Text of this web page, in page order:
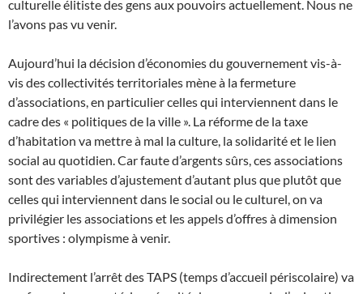
culturelle élitiste des gens aux pouvoirs actuellement. Nous ne
l’avons pas vu venir.
Aujourd’hui la décision d’économies du gouvernement vis-à-
vis des collectivités territoriales mène à la fermeture
d’associations, en particulier celles qui interviennent dans le
cadre des « politiques de la ville ». La réforme de la taxe
d’habitation va mettre à mal la culture, la solidarité et le lien
social au quotidien. Car faute d’argents sûrs, ces associations
sont des variables d’ajustement d’autant plus que plutôt que
celles qui interviennent dans le social ou le culturel, on va
privilégier les associations et les appels d’offres à dimension
sportives : olympisme à venir.
Indirectement l’arrêt des TAPS (temps d’accueil périscolaire) va